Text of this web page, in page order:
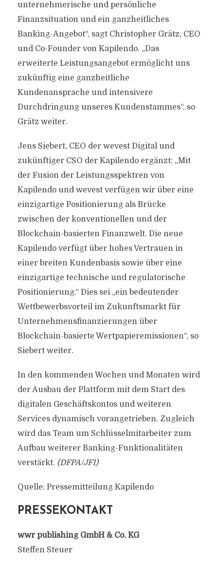
unternehmerische und persönliche
Finanzsituation und ein ganzheitliches
Banking-Angebot“, sagt Christopher Grätz, CEO
und Co-Founder von Kapilendo. „Das
erweiterte Leistungsangebot ermöglicht uns
zukünftig eine ganzheitliche
Kundenansprache und intensivere
Durchdringung unseres Kundenstammes“, so
Grätz weiter.
Jens Siebert, CEO der wevest Digital und
zukünftiger CSO der Kapilendo ergänzt: „Mit
der Fusion der Leistungsspektren von
Kapilendo und wevest verfügen wir über eine
einzigartige Positionierung als Brücke
zwischen der konventionellen und der
Blockchain-basierten Finanzwelt. Die neue
Kapilendo verfügt über hohes Vertrauen in
einer breiten Kundenbasis sowie über eine
einzigartige technische und regulatorische
Positionierung.“ Dies sei „ein bedeutender
Wettbewerbsvorteil im Zukunftsmarkt für
Unternehmensfinanzierungen über
Blockchain-basierte Wertpapieremissionen“, so
Siebert weiter.
In den kommenden Wochen und Monaten wird
der Ausbau der Plattform mit dem Start des
digitalen Geschäftskontos und weiteren
Services dynamisch vorangetrieben. Zugleich
wird das Team um Schlüsselmitarbeiter zum
Aufbau weiterer Banking-Funktionalitäten
verstärkt. (DFPA/JF1)
Quelle: Pressemitteilung Kapilendo
PRESSEKONTAKT
wwr publishing GmbH & Co. KG
Steffen Steuer